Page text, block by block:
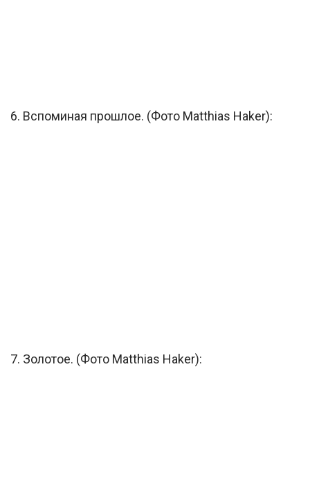
6. Вспоминая прошлое. (Фото Matthias Haker):
7. Золотое. (Фото Matthias Haker):